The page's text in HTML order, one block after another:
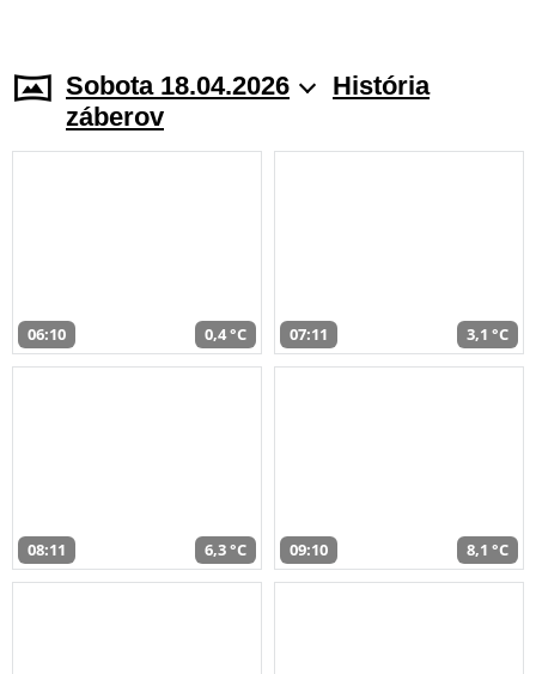
Sobota 18.04.2026
História
záberov
06:10 0,4 °C 07:11 3,1 °C
08:11 6,3 °C 09:10 8,1 °C